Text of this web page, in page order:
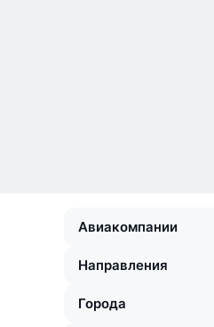
Авиакомпании
Направления
Города